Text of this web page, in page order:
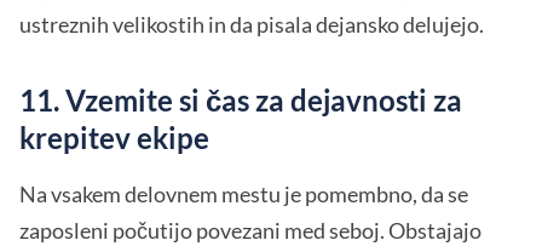
ustreznih velikostih in da pisala dejansko delujejo.
11. Vzemite si čas za dejavnosti za
krepitev ekipe
Na vsakem delovnem mestu je pomembno, da se
zaposleni počutijo povezani med seboj. Obstajajo